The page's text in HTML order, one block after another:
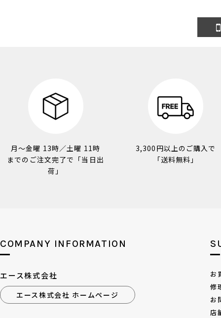
月～金曜 13時／土曜 11時
までのご注文完了で「当日出
荷」
3,300円以上のご購入で
「送料無料」
COMPANY INFORMATION
エース株式会社
エース株式会社 ホームページ
お
修
お
店